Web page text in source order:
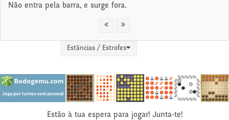
Não entra pela barra, e surge fora.
Estâncias / Estrofes
Estão à tua espera para jogar! Junta-te!